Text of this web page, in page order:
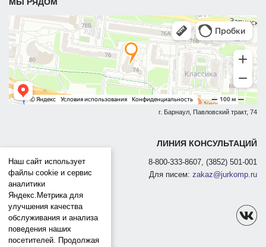
г. Барнаул, Павловский тракт, 74
ЛИНИЯ КОНСУЛЬТАЦИЙ
8-800-333-8607, (3852) 501-001
Для писем: zakaz@jurkomp.ru
Наш сайт использует
файлы cookie и сервис
аналитики
Яндекс.Метрика для
улучшения качества
обслуживания и анализа
поведения наших
посетителей. Продолжая